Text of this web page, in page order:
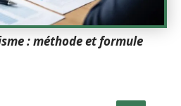
: méthode et formule